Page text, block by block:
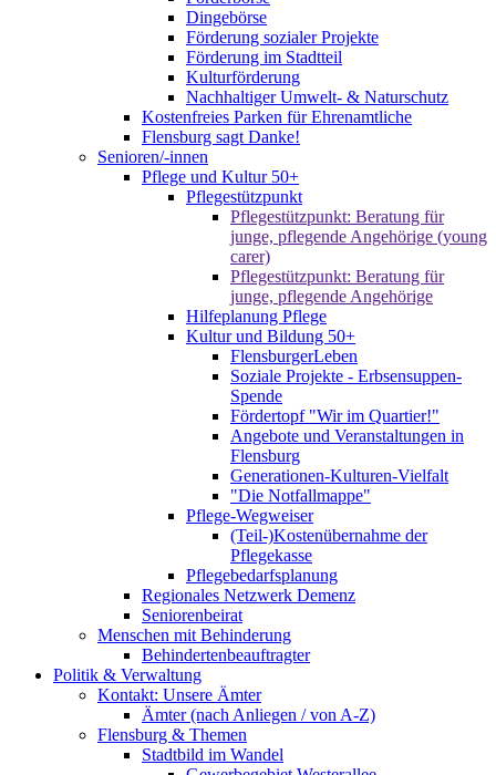
Dingebörse
Förderung sozialer Projekte
Förderung im Stadtteil
Kulturförderung
Nachhaltiger Umwelt- & Naturschutz
Kostenfreies Parken für Ehrenamtliche
Flensburg sagt Danke!
Senioren/-innen
Pflege und Kultur 50+
Pflegestützpunkt
Pflegestützpunkt: Beratung für
junge, pflegende Angehörige (young
carer)
Pflegestützpunkt: Beratung für
junge, pflegende Angehörige
Hilfeplanung Pflege
Kultur und Bildung 50+
FlensburgerLeben
Soziale Projekte - Erbsensuppen-
Spende
Fördertopf "Wir im Quartier!"
Angebote und Veranstaltungen in
Flensburg
Generationen-Kulturen-Vielfalt
"Die Notfallmappe"
Pflege-Wegweiser
(Teil-)Kostenübernahme der
Pflegekasse
Pflegebedarfsplanung
Regionales Netzwerk Demenz
Seniorenbeirat
Menschen mit Behinderung
Behindertenbeauftragter
Politik & Verwaltung
Kontakt: Unsere Ämter
Ämter (nach Anliegen / von A-Z)
Flensburg & Themen
Stadtbild im Wandel